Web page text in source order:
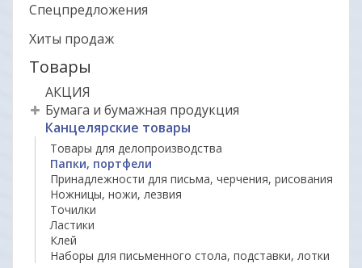
Спецпредложения
Хиты продаж
Товары
АКЦИЯ
Бумага и бумажная продукция
Канцелярские товары
Товары для делопроизводства
Папки, портфели
Принадлежности для письма, черчения, рисования
Ножницы, ножи, лезвия
Точилки
Ластики
Клей
Наборы для письменного стола, подставки, лотки